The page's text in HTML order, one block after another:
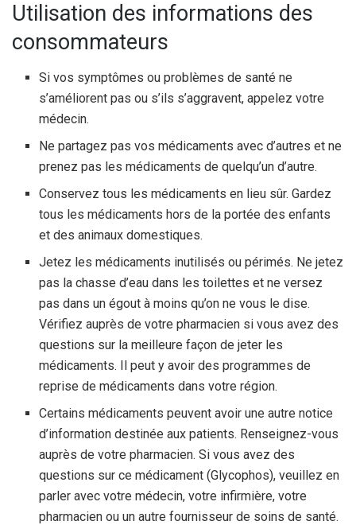
Utilisation des informations des
consommateurs
Si vos symptômes ou problèmes de santé ne
s’améliorent pas ou s’ils s’aggravent, appelez votre
médecin.
Ne partagez pas vos médicaments avec d’autres et ne
prenez pas les médicaments de quelqu’un d’autre.
Conservez tous les médicaments en lieu sûr. Gardez
tous les médicaments hors de la portée des enfants
et des animaux domestiques.
Jetez les médicaments inutilisés ou périmés. Ne jetez
pas la chasse d’eau dans les toilettes et ne versez
pas dans un égout à moins qu’on ne vous le dise.
Vérifiez auprès de votre pharmacien si vous avez des
questions sur la meilleure façon de jeter les
médicaments. Il peut y avoir des programmes de
reprise de médicaments dans votre région.
Certains médicaments peuvent avoir une autre notice
d’information destinée aux patients. Renseignez-vous
auprès de votre pharmacien. Si vous avez des
questions sur ce médicament (Glycophos), veuillez en
parler avec votre médecin, votre infirmière, votre
pharmacien ou un autre fournisseur de soins de santé.